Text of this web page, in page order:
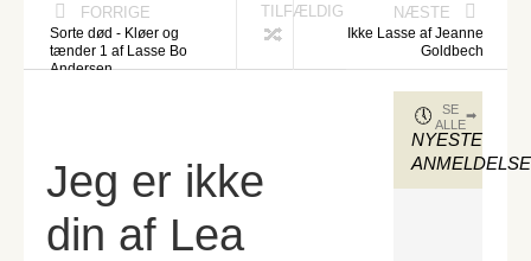
FORRIGE
Sorte død - Kløer og
tænder 1 af Lasse Bo
Andersen
TILFÆLDIG NÆSTE
Ikke Lasse af Jeanne
Goldbech
Jeg er ikke
din af Lea
NYESTE
SE
ALLE